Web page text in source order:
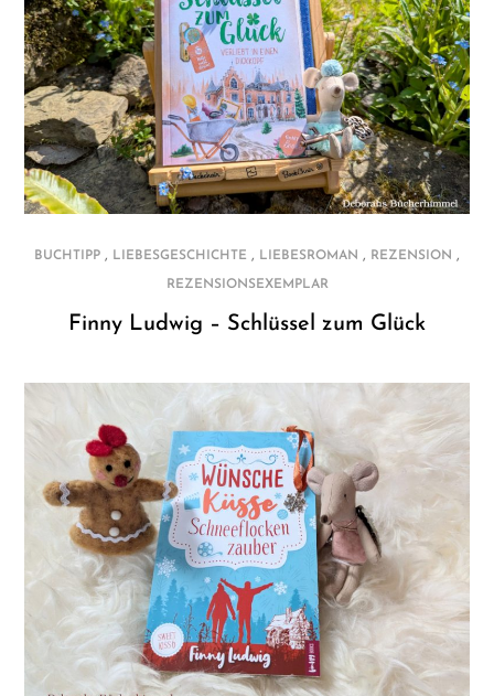
BUCHTIPP , LIEBESGESCHICHTE , LIEBESROMAN , REZENSION ,
REZENSIONSEXEMPLAR
Finny Ludwig – Schlüssel zum Glück